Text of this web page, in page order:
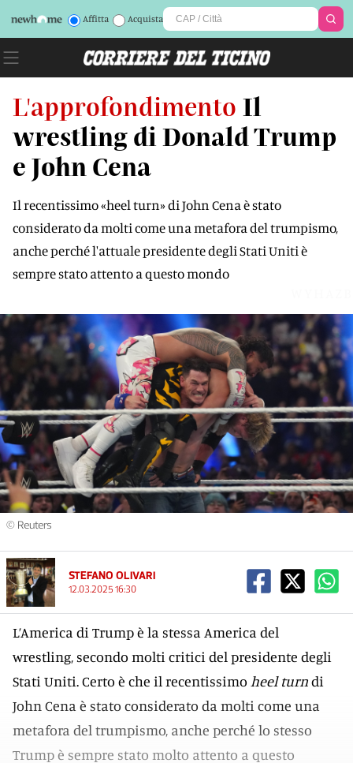
Affitta Acquista
L'approfondimento Il
wrestling di Donald Trump
e John Cena
Il recentissimo «heel turn» di John Cena è stato
considerato da molti come una metafora del trumpismo,
anche perché l'attuale presidente degli Stati Uniti è
sempre stato attento a questo mondo
© Reuters
STEFANO OLIVARI
12.03.2025 16:30
L’America di Trump è la stessa America del
wrestling, secondo molti critici del presidente degli
Stati Uniti. Certo è che il recentissimo heel turndi
John Cena è stato considerato da molti come una
metafora del trumpismo, anche perché lo stesso
Trump è sempre stato molto attento a questo